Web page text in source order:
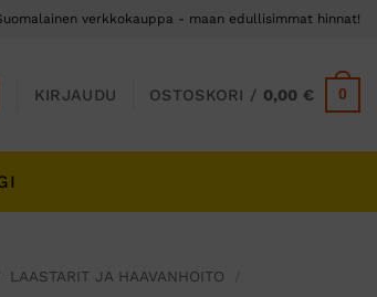
verkkokauppa - maan edullisimmat hinnat!
KIRJAUDU OSTOSKORI / 0,00€ 0
LAASTARIT JA HAAVANHOITO